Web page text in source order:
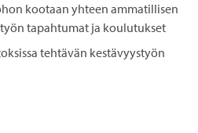
kootaan yhteen ammatillisen
tapahtumat ja koulutukset
tehtävän kestävyystyön